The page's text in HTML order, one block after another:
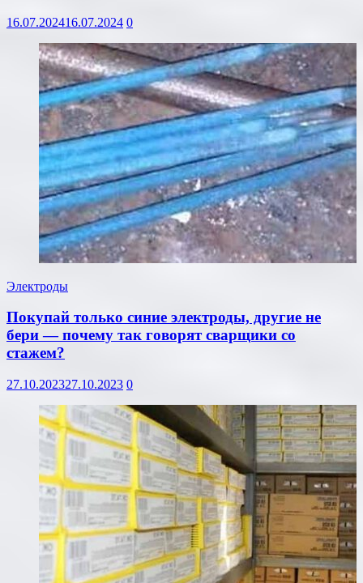
16.07.202416.07.2024 0
Электроды
Покупай только синие электроды, другие не
бери — почему так говорят сварщики со
стажем?
27.10.202327.10.2023 0